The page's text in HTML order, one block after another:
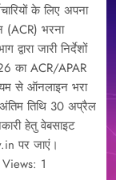
के लिए अपना
(ACR) भरना
द्वारा जारी निर्देशों
का ACR/APAR
से ऑनलाइन भरा
तिथि 30 अप्रैल
हेतु वेबसाइट
पर जाएं।
1